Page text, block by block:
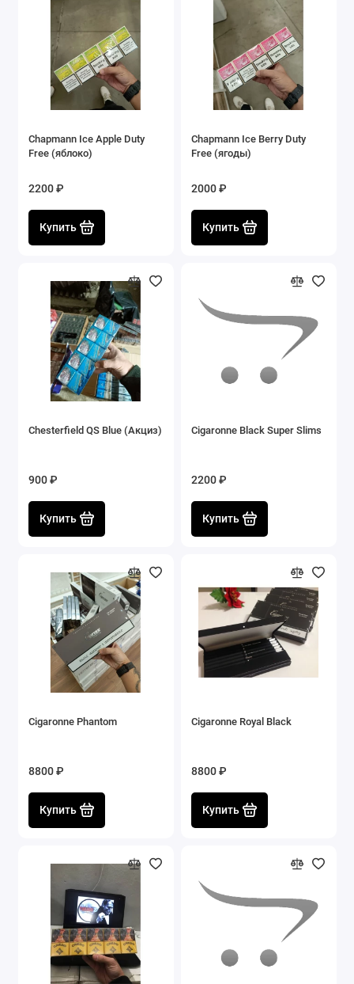
Chapmann Ice Apple Duty
Free (яблоко)
2200 ₽
Купить
Chapmann Ice Berry Duty
Free (ягоды)
2000 ₽
Купить
Chesterfield QS Blue (Акциз)
900 ₽
Купить
Cigaronne Black Super Slims
2200 ₽
Купить
Cigaronne Phantom
8800 ₽
Купить
Cigaronne Royal Black
8800 ₽
Купить